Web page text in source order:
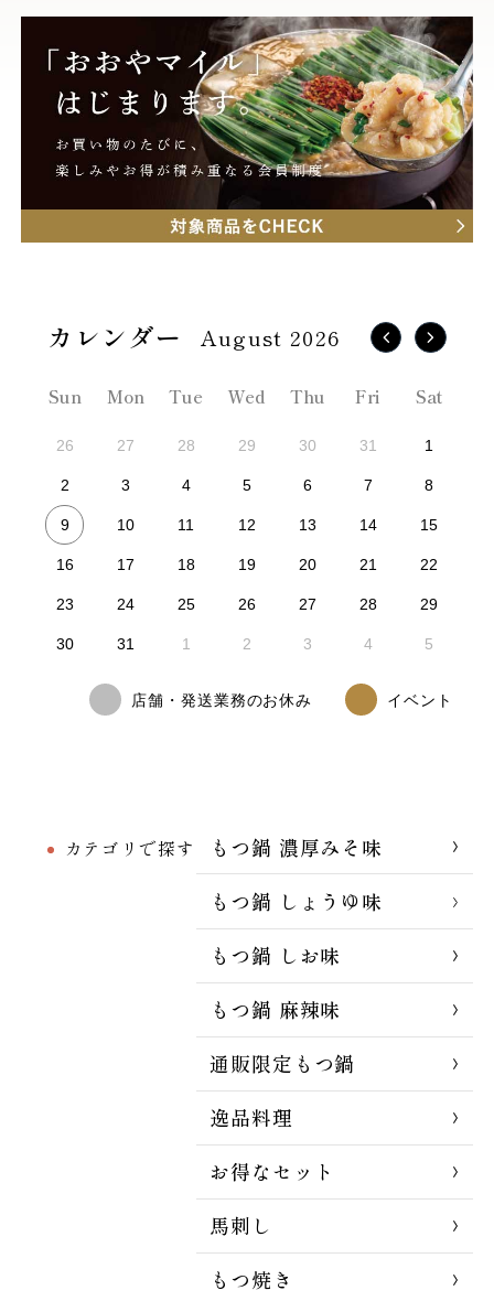
カテゴリで探す
もつ鍋 濃厚みそ味
もつ鍋 しょうゆ味
もつ鍋 しお味
もつ鍋 麻辣味
通販限定もつ鍋
逸品料理
お得なセット
馬刺し
もつ焼き
August 2026
Sun Mon Tue Wed Thu Fri Sat
26 27 28 29 30 31 1
2 3 4 5 6 7 8
9 10 11 12 13 14 15
16 17 18 19 20 21 22
23 24 25 26 27 28 29
30 31 1 2 3 4 5
店舗・発送業務のお休み イベント